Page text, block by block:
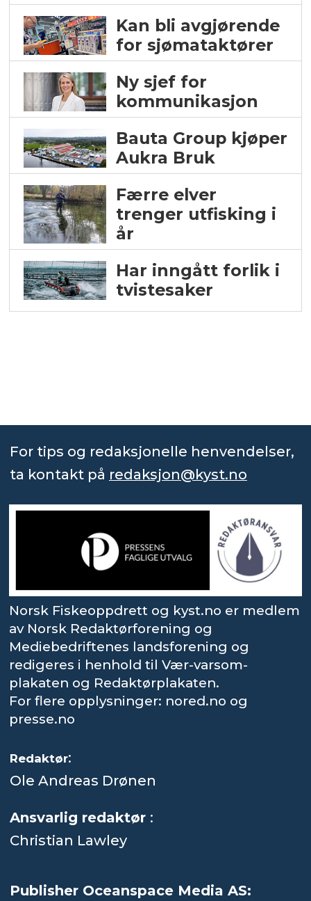
Kan bli avgjørende
for sjømataktører
Ny sjef for
kommunikasjon
Bauta Group kjøper
Aukra Bruk
Færre elver
trenger utfisking i
år
Har inngått forlik i
tvistesaker
For tips og redaksjonelle henvendelser,
ta kontakt på redaksjon@kyst.no
Norsk Fiskeoppdrett og kyst.no er medlem
av Norsk Redaktørforening og
Mediebedriftenes landsforening og
redigeres i henhold til Vær-varsom-
plakaten og Redaktørplakaten.
For flere opplysninger: nored.no og
presse.no
Redaktør:
Ole Andreas Drønen
Ansvarlig redaktør :
Christian Lawley
Publisher Oceanspace Media AS: